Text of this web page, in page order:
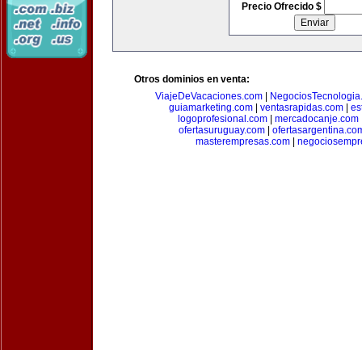
Precio Ofrecido $
Otros dominios en venta:
ViajeDeVacaciones.com
guiamarketing.com| ventasrapidas.com|
logoprofesional.com
mercadocanje.com
ofertasuruguay.com|
masterempresas.com|